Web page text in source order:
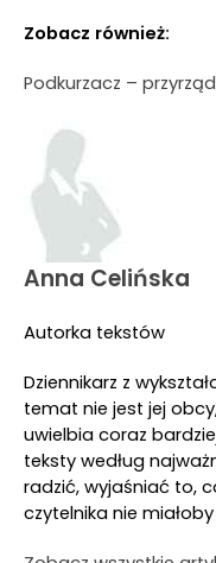
Zobacz również:
Podkurzacz –
Anna Celińska
Autorka tekstów
Dziennikarz z
temat nie jest jej
uwielbia coraz
teksty według
radzić, wyjaśniać to,
czytelnika nie